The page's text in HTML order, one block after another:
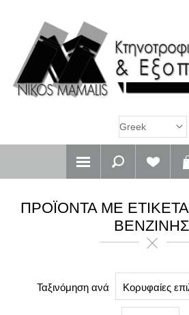
ΠΡΟΪΌΝΤΑ ΜΕ
Ταξινόμηση ανά Κορυφαίες